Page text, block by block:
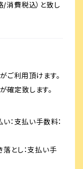
/消費税込）と致し
ご利用頂けます。
確定致します。
：支払い手数料：
落とし：支払い手